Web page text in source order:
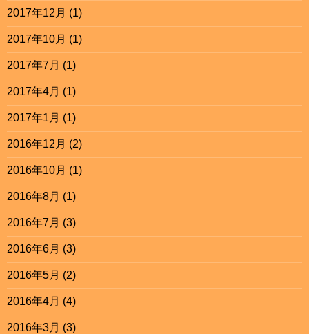
2017年12月 (1)
2017年10月 (1)
2017年7月 (1)
2017年4月 (1)
2017年1月 (1)
2016年12月 (2)
2016年10月 (1)
2016年8月 (1)
2016年7月 (3)
2016年6月 (3)
2016年5月 (2)
2016年4月 (4)
2016年3月 (3)